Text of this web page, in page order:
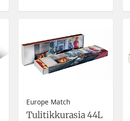
Europe Match
Tulitikkurasia 44L